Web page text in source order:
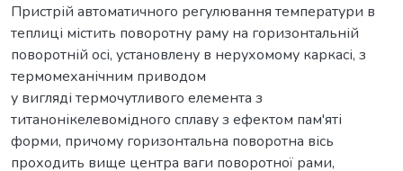
Пристрій автоматичного регулювання температури в
теплиці містить поворотну раму на горизонтальній
поворотній осі, установлену в нерухомому каркасі, з
термомеханічним приводом
у вигляді термочутливого елемента з
титанонікелевомідного сплаву з ефектом пам'яті
форми, причому горизонтальна поворотна вісь
проходить вище центра ваги поворотної рами,